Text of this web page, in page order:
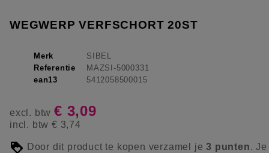
WEGWERP VERFSCHORT 20ST
Merk
SIBEL
Referentie
MAZSI-5000331
ean13
5412058500015
excl. btw € 3,09
incl. btw € 3,74
Door dit product te kopen verzamel je3 punten. Je